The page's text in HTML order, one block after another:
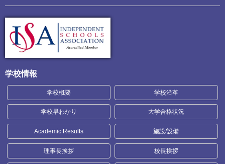
学校情報
学校概要 学校沿革
学校早わかり 大学合格状況
Academic Results 施設/設備
理事長挨拶 校長挨拶